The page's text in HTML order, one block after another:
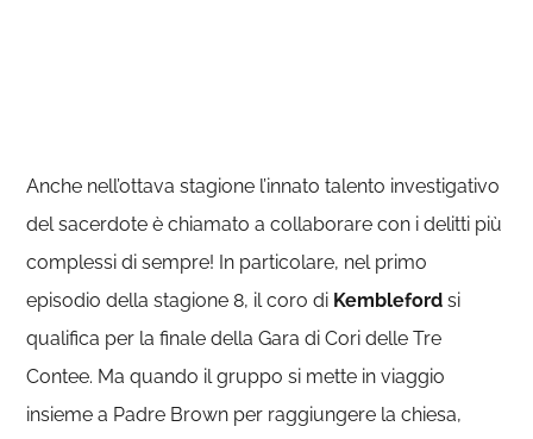
Anche nell’ottava stagione l’innato talento investigativo
del sacerdote è chiamato a collaborare con i delitti più
complessi di sempre! In particolare, nel primo
episodio della stagione 8, il coro di Kembleford si
qualifica per la finale della Gara di Cori delle Tre
Contee. Ma quando il gruppo si mette in viaggio
insieme a Padre Brown per raggiungere la chiesa,